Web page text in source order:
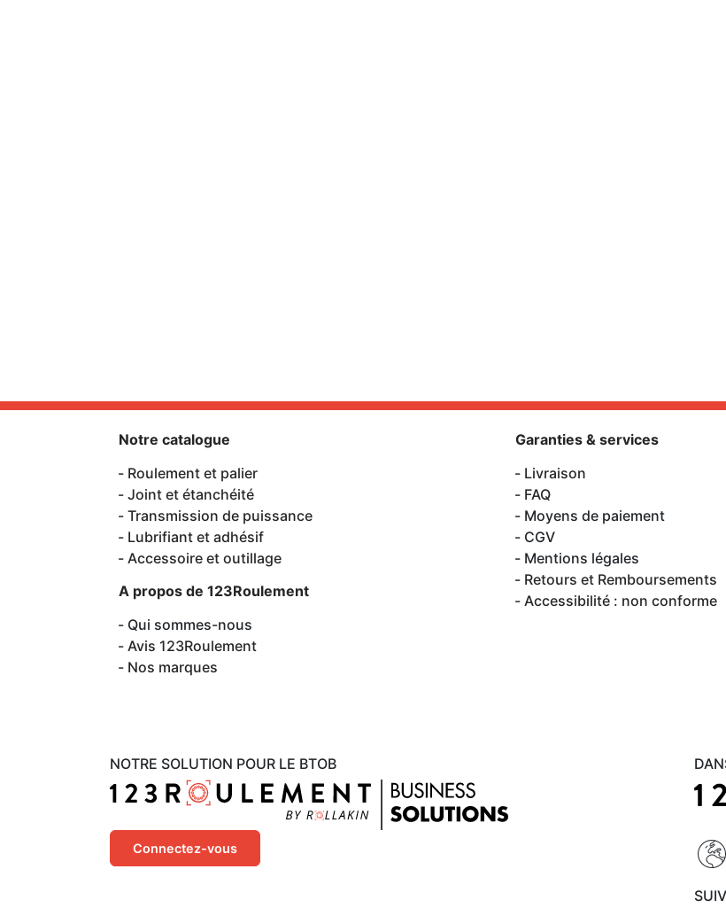
NOTRE SOLUTION POUR LE BTOB
Connectez-vous
Notre catalogue
Roulement et palier
Joint et étanchéité
Transmission de puissance
Lubrifiant et adhésif
Accessoire et outillage
A propos de 123Roulement
Qui sommes-nous
Avis 123Roulement
Nos marques
Garanties & services
Livraison
FAQ
Moyens de paiement
CGV
Mentions légales
Retours et Remboursements
Accessibilité : non conforme